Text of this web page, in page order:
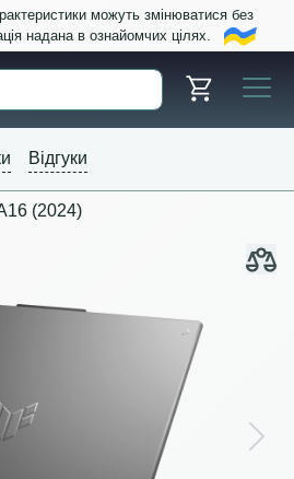
можуть змінюватися без
надана в ознайомчих цілях.
Відгуки
(2024)
Next